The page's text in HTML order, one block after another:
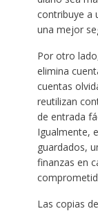
contribuye a
una mejor
Por otro
elimina
cuentas
reutilizan
de entrada
Igualmente,
guardados,
finanzas en
Las copias